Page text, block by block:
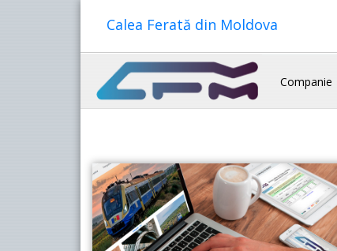
Calea Ferată din Moldova
Companie